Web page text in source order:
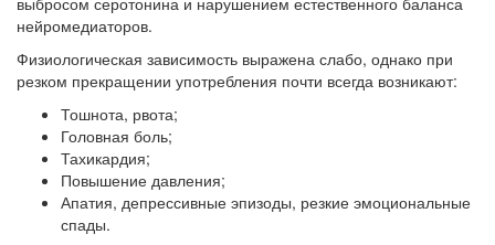
нейромедиаторов.
Физиологическая зависимость выражена слабо, однако при
резком прекращении употребления почти всегда возникают:
Тошнота, рвота;
Головная боль;
Тахикардия;
Повышение давления;
Апатия, депрессивные эпизоды, резкие эмоциональные
спады.